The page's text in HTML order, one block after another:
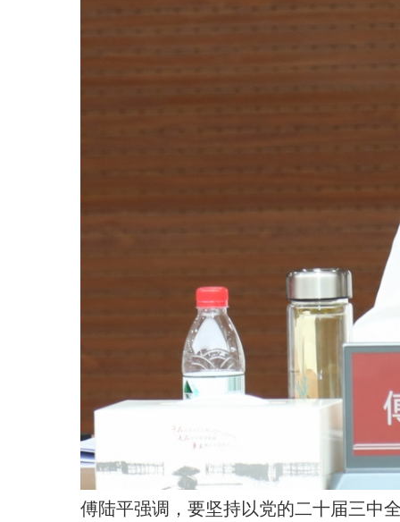
傅陆平强调，要坚持以党的二十届三中